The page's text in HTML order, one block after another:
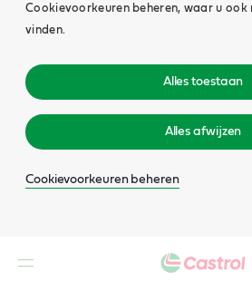
Cookievoorkeuren beheren, waar u
vinden.
Alles toestaan
Alles afwijzen
Cookievoorkeuren beheren